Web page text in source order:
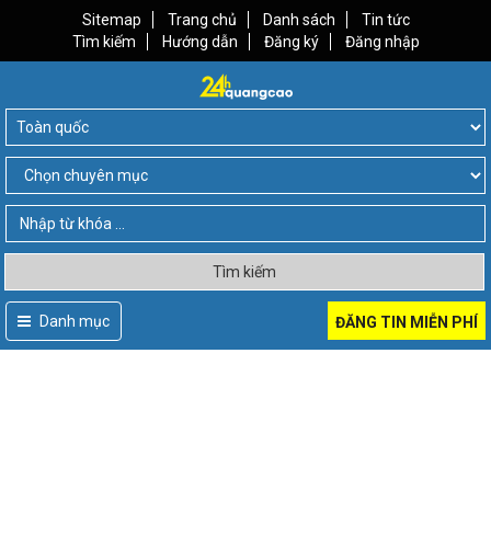
Sitemap Trang chủ Danh sách
Tin tức
Tìm kiếm
Hướng dẫn Đăng ký Đăng nhập
Tìm kiếm
Danh mục ĐĂNG TIN MIỄN PHÍ